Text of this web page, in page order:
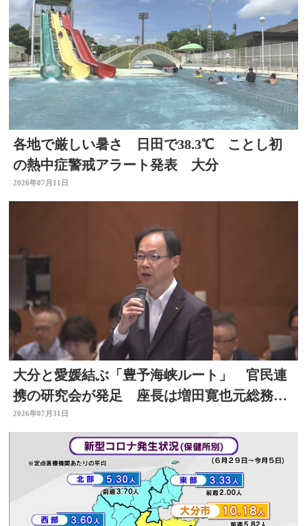
各地で厳しい暑さ 日田で38.3℃ ことし初
の熱中症警戒アラート発表 大分
2026年07月11日
大分と愛媛結ぶ「豊予海峡ルート」 官民連
携の研究会が発足 座長は増田寛也元総務大
臣 大分
2026年07月31日